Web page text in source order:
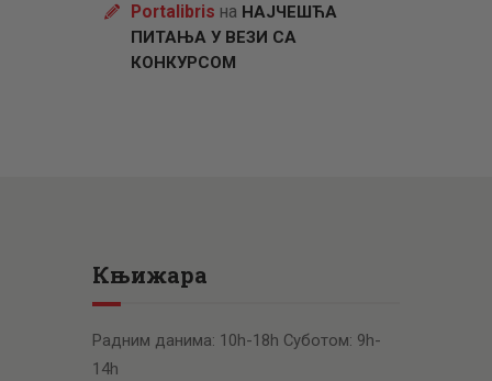
Portalibris на НАЈЧЕШЋА
ПИТАЊА У ВЕЗИ СА
КОНКУРСОМ
Књижара
Радним данима: 10h-18h Суботом: 9h-
14h